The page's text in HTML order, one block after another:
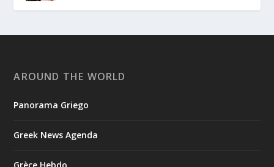
AROUND THE WORLD
Panorama Griego
Greek News Agenda